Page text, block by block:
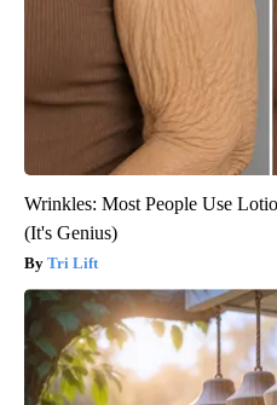
Wrinkles: Most People Use
(It's Genius)
Tri Lift